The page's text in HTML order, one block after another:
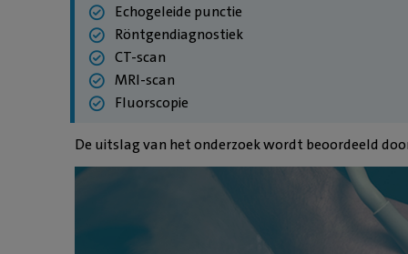
Echogeleide punctie
Röntgendiagnostiek
CT-scan
MRI-scan
Fluorscopie
De uitslag van het onderzoek wordt beoordeeld